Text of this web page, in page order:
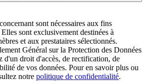
sont nécessaires aux fins
sont exclusivement destinées à
et aux prestataires sélectionnés.
Général sur la Protection des Données
d'un droit d'accès, de rectification, de
de vos données. Pour en savoir plus ou
notre politique de confidentialité.